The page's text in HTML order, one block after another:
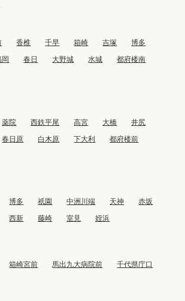
香椎 千早 箱崎 吉塚
博多
春日 大野城 水城
都府楼南
薬院 西鉄平尾 高宮 大橋
井尻
春日原 白木原 下大利
都府楼前
博多 祇園 中洲川端 天神
赤坂
西新 藤崎 室見 姪浜
箱崎宮前 馬出九大病院前
千代県庁口